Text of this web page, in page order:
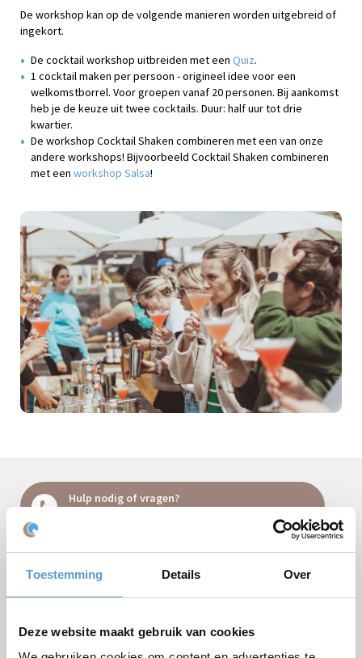
Toestemming Details Over
Deze website maakt gebruik van cookies
De workshop kan op de volgende manieren worden uitgebreid of
ingekort.
De cocktail workshop uitbreiden met een Quiz.
1 cocktail maken per persoon - origineel idee voor een
welkomstborrel. Voor groepen vanaf 20 personen. Bij aankomst
heb je de keuze uit twee cocktails. Duur: half uur tot drie
kwartier.
De workshop Cocktail Shaken combineren met een van onze
andere workshops! Bijvoorbeeld Cocktail Shaken combineren
met een workshop Salsa!
Hulp nodig of vragen?
Vrijblijvende offerte:
Arrangement